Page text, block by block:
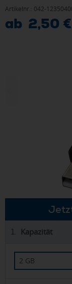
Artikelnr.: 042-
ab 2,50 €
1. Kapazität
2 GB